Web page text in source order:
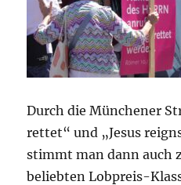
Durch die Münchener
rettet“ und „Jesus
stimmt man dann auch
beliebten Lobpreis-